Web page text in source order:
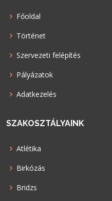
Főoldal
Történet
Szervezeti felépítés
Pályázatok
Adatkezelés
SZAKOSZTÁLYAINK
Atlétika
Birkózás
Bridzs